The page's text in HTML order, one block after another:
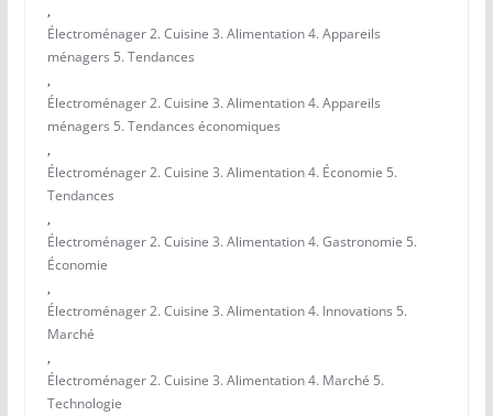
,
Électroménager 2. Cuisine 3. Alimentation 4. Appareils
ménagers 5. Tendances
,
Électroménager 2. Cuisine 3. Alimentation 4. Appareils
ménagers 5. Tendances économiques
,
Électroménager 2. Cuisine 3. Alimentation 4. Économie 5.
Tendances
,
Électroménager 2. Cuisine 3. Alimentation 4. Gastronomie 5.
Économie
,
Électroménager 2. Cuisine 3. Alimentation 4. Innovations 5.
Marché
,
Électroménager 2. Cuisine 3. Alimentation 4. Marché 5.
Technologie